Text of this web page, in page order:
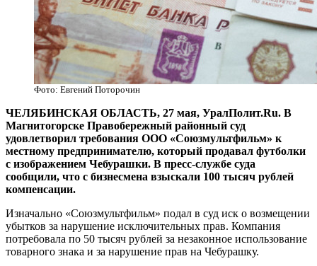
Фото: Евгений Поторочин
ЧЕЛЯБИНСКАЯ ОБЛАСТЬ, 27 мая, УралПолит.Ru. В
Магнитогорске Правобережный районный суд
удовлетворил требования ООО «Союзмультфильм» к
местному предпринимателю, который продавал футболки
с изображением Чебурашки. В пресс-службе суда
сообщили, что с бизнесмена взыскали 100 тысяч рублей
компенсации.
Изначально «Союзмультфильм» подал в суд иск о возмещении
убытков за нарушение исключительных прав. Компания
потребовала по 50 тысяч рублей за незаконное использование
товарного знака и за нарушение прав на Чебурашку.